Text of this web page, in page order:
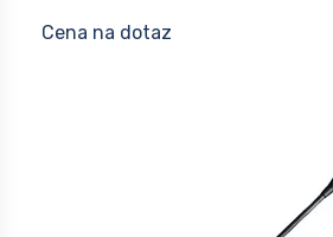
Cena na dotaz